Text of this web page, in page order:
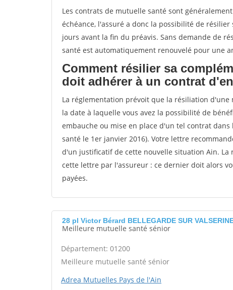
Les contrats de mutuelle santé sont
échéance, l'assuré a donc la possibilité de
jours avant la fin du préavis. Sans demande de
santé est automatiquement renouvelé pour une
Comment résilier sa
doit adhérer à un contrat
La réglementation prévoit que la résiliation
la date à laquelle vous avez la possibilité de
embauche ou mise en place d'un tel contrat
santé le 1er janvier 2016). Votre lettre
d'un justificatif de cette nouvelle situation Ain.
cette lettre par l'assureur : ce dernier doit alors
payées.
28 pl Victor Bérard BELLEGARDE SUR
Meilleure mutuelle santé sénior
Département: 01200
Meilleure mutuelle santé sénior
Adrea Mutuelles Pays de l'Ain